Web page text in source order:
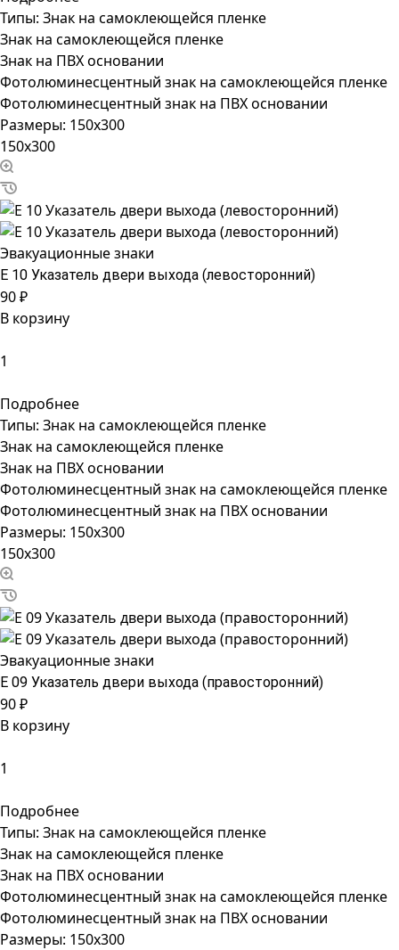
Типы: Знак на самоклеющейся пленке
Знак на самоклеющейся пленке
Знак на ПВХ основании
Фотолюминесцентный знак на самоклеющейся пленке
Фотолюминесцентный знак на ПВХ основании
Размеры: 150x300
150x300
Эвакуационные знаки
Е 10 Указатель двери выхода (левосторонний)
90 ₽
В корзину
Подробнее
Типы: Знак на самоклеющейся пленке
Знак на самоклеющейся пленке
Знак на ПВХ основании
Фотолюминесцентный знак на самоклеющейся пленке
Фотолюминесцентный знак на ПВХ основании
Размеры: 150x300
150x300
Эвакуационные знаки
Е 09 Указатель двери выхода (правосторонний)
90 ₽
В корзину
Подробнее
Типы: Знак на самоклеющейся пленке
Знак на самоклеющейся пленке
Знак на ПВХ основании
Фотолюминесцентный знак на самоклеющейся пленке
Фотолюминесцентный знак на ПВХ основании
Размеры: 150x300